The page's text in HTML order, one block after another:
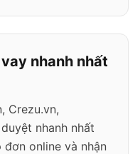
nhanh nhất
Crezu.vn,
nhanh nhất
online và nhận